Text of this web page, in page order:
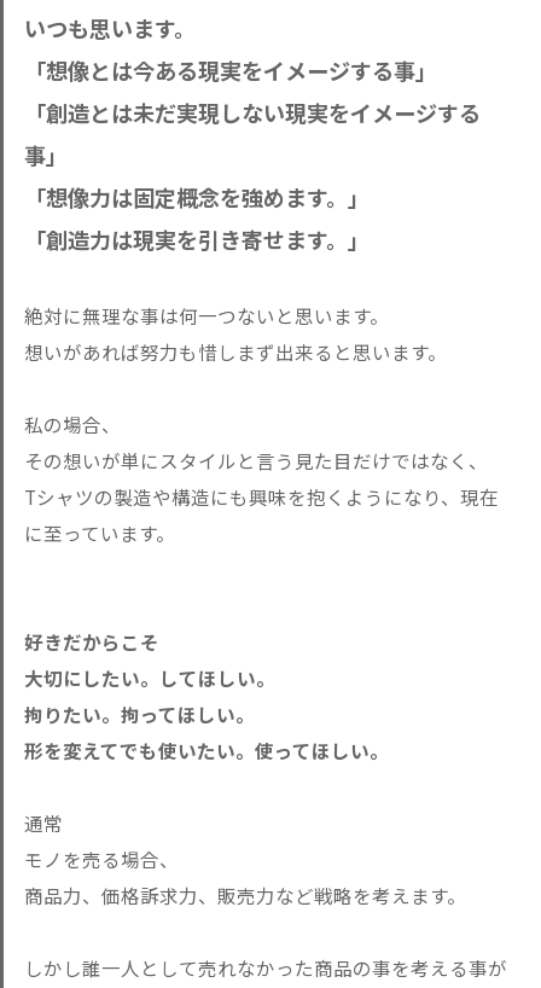
いつも思います。
「想像とは今ある現実をイメージする事」
「創造とは未だ実現しない現実をイメージする
事」
「想像力は固定概念を強めます。」
「創造力は現実を引き寄せます。」
絶対に無理な事は何一つないと思います。
想いがあれば努力も惜しまず出来ると思います。
私の場合、
その想いが単にスタイルと言う見た目だけではなく、
Tシャツの製造や構造にも興味を抱くようになり、現在
に至っています。
好きだからこそ
大切にしたい。してほしい。
拘りたい。拘ってほしい。
形を変えてでも使いたい。使ってほしい。
通常
モノを売る場合、
商品力、価格訴求力、販売力など戦略を考えます。
しかし誰一人として売れなかった商品の事を考える事が